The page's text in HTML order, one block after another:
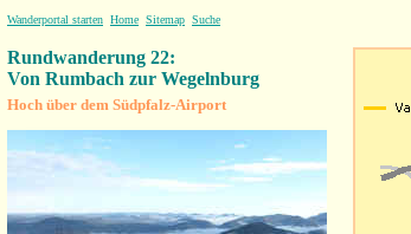
Wanderportal starten Home Sitemap Suche
Rundwanderung 22:
Von Rumbach zur Wegelnburg
Hoch über dem Südpfalz-Airport